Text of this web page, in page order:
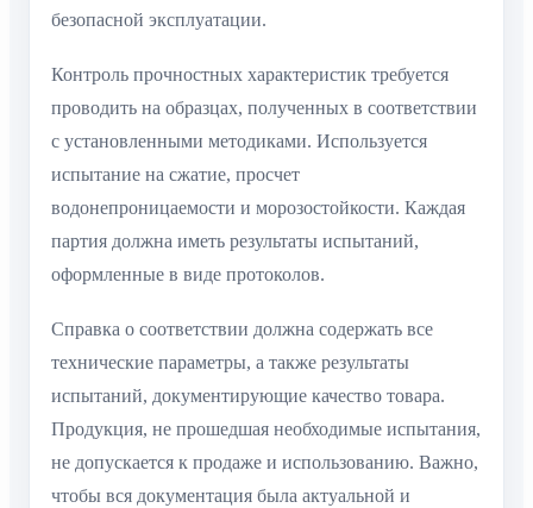
безопасной эксплуатации.
Контроль прочностных характеристик требуется
проводить на образцах, полученных в соответствии
с установленными методиками. Используется
испытание на сжатие, просчет
водонепроницаемости и морозостойкости. Каждая
партия должна иметь результаты испытаний,
оформленные в виде протоколов.
Справка о соответствии должна содержать все
технические параметры, а также результаты
испытаний, документирующие качество товара.
Продукция, не прошедшая необходимые испытания,
не допускается к продаже и использованию. Важно,
чтобы вся документация была актуальной и